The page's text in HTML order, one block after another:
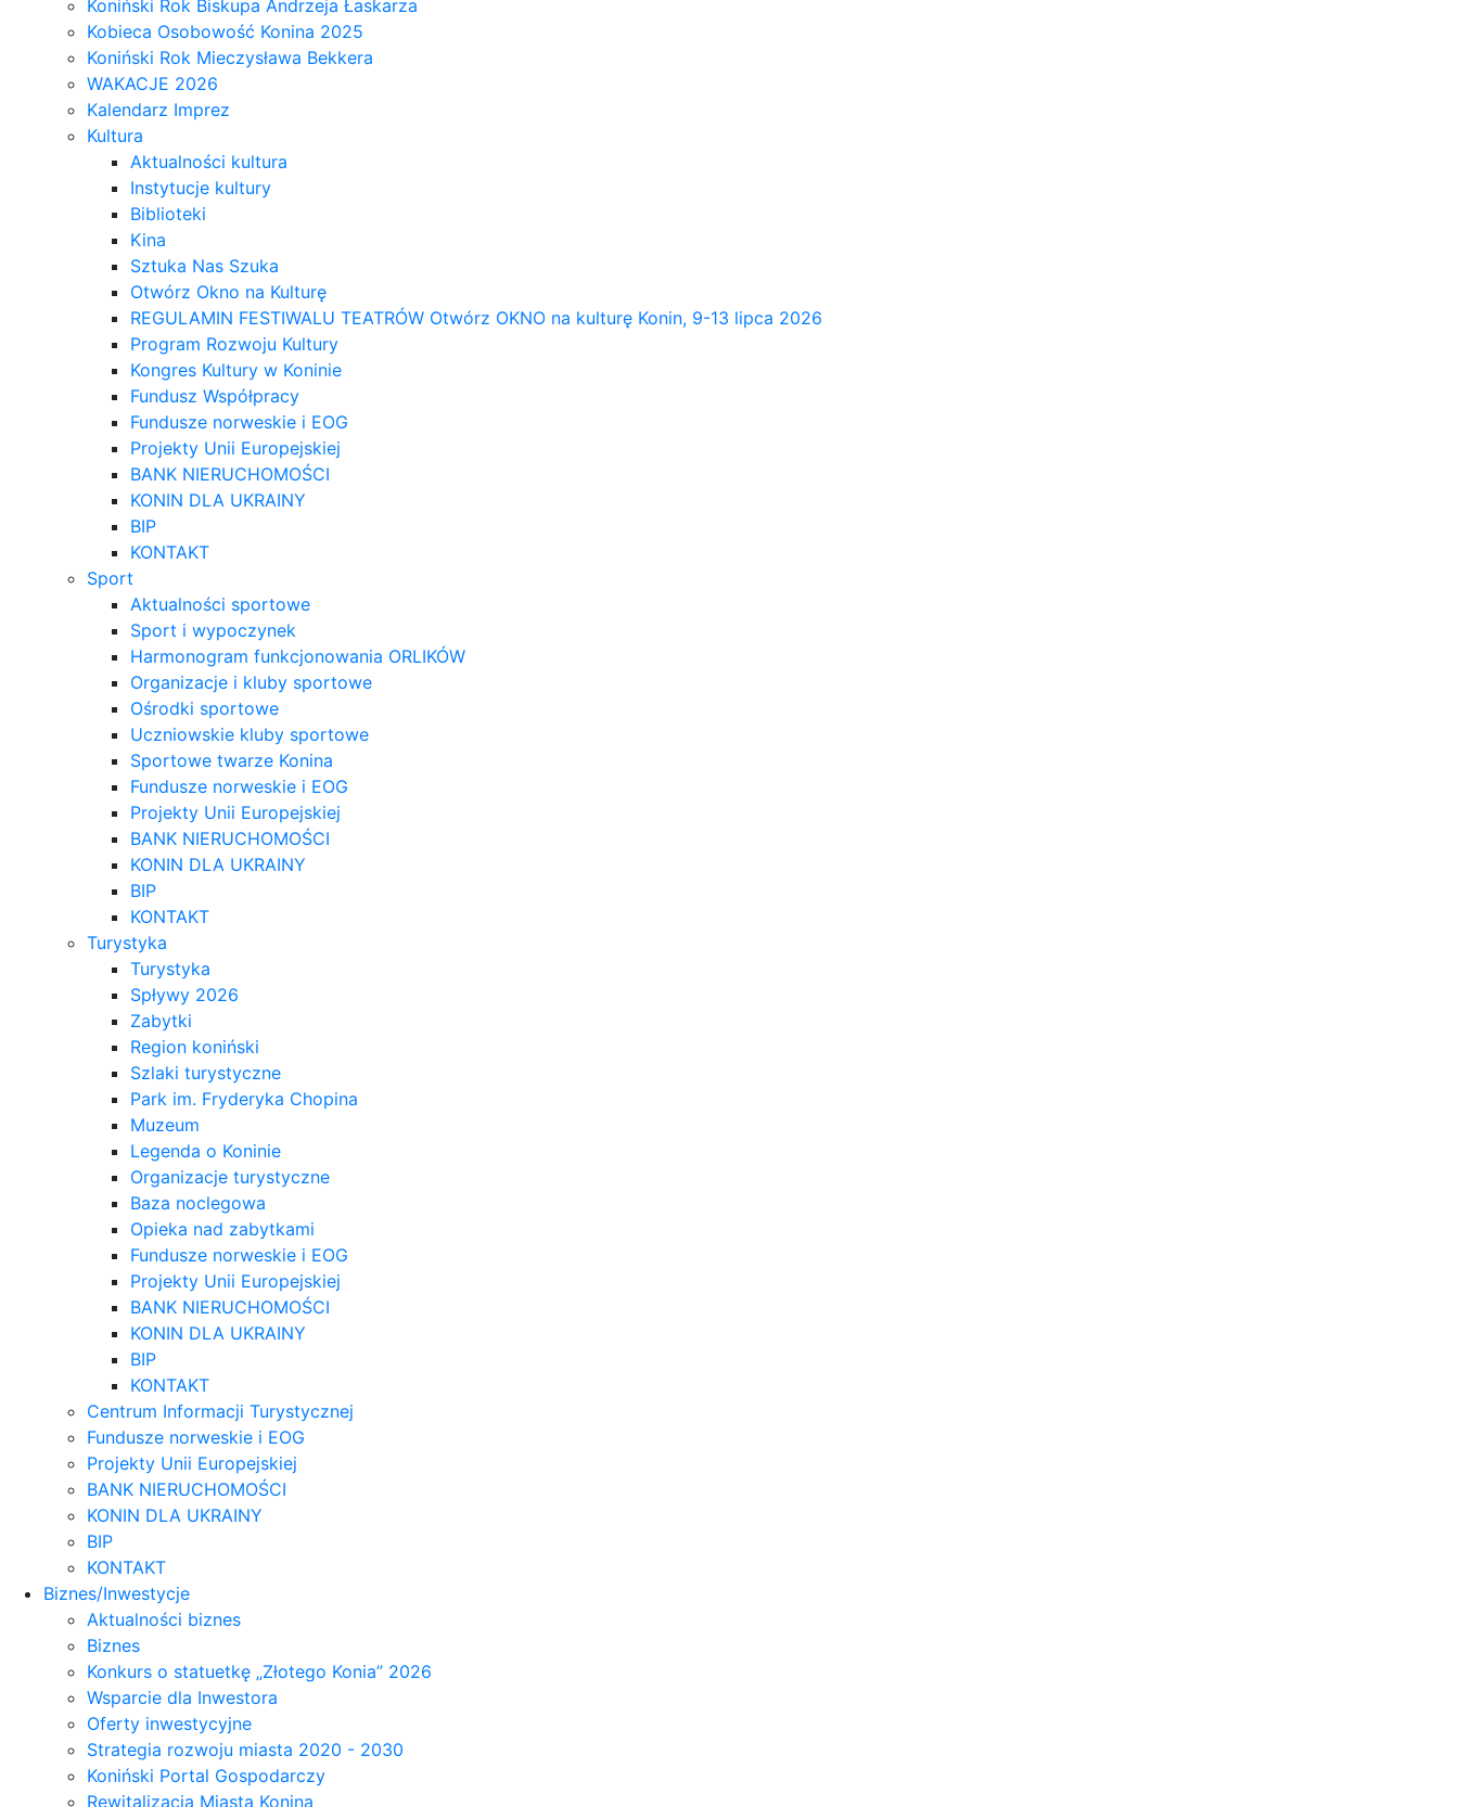
Koniński Rok Biskupa Andrzeja Łaskarza
Kobieca Osobowość Konina 2025
Koniński Rok Mieczysława Bekkera
WAKACJE 2026
Kalendarz Imprez
Kultura
Aktualności kultura
Instytucje kultury
Biblioteki
Kina
Sztuka Nas Szuka
Otwórz Okno na Kulturę
REGULAMIN FESTIWALU TEATRÓW Otwórz OKNO na kulturę Konin, 9-13 lipca 2026
Program Rozwoju Kultury
Kongres Kultury w Koninie
Fundusz Współpracy
Fundusze norweskie i EOG
Projekty Unii Europejskiej
BANK NIERUCHOMOŚCI
KONIN DLA UKRAINY
BIP
KONTAKT
Sport
Aktualności sportowe
Sport i wypoczynek
Harmonogram funkcjonowania ORLIKÓW
Organizacje i kluby sportowe
Ośrodki sportowe
Uczniowskie kluby sportowe
Sportowe twarze Konina
Fundusze norweskie i EOG
Projekty Unii Europejskiej
BANK NIERUCHOMOŚCI
KONIN DLA UKRAINY
BIP
KONTAKT
Turystyka
Turystyka
Spływy 2026
Zabytki
Region koniński
Szlaki turystyczne
Park im. Fryderyka Chopina
Muzeum
Legenda o Koninie
Organizacje turystyczne
Baza noclegowa
Opieka nad zabytkami
Fundusze norweskie i EOG
Projekty Unii Europejskiej
BANK NIERUCHOMOŚCI
KONIN DLA UKRAINY
BIP
KONTAKT
Centrum Informacji Turystycznej
Fundusze norweskie i EOG
Projekty Unii Europejskiej
BANK NIERUCHOMOŚCI
KONIN DLA UKRAINY
BIP
KONTAKT
Biznes/Inwestycje
Aktualności biznes
Biznes
Konkurs o statuetkę „Złotego Konia” 2026
Wsparcie dla Inwestora
Oferty inwestycyjne
Strategia rozwoju miasta 2020 - 2030
Koniński Portal Gospodarczy
Rewitalizacja Miasta Konina